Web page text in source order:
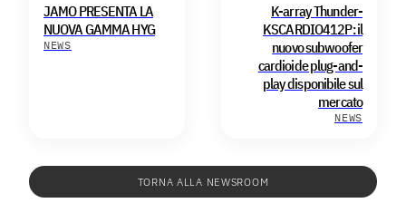
NEWS
JAMO PRESENTA LA
NUOVA GAMMA HYG
TORNA ALLA NEWSROOM
NEWS
K-array Thunder-
KSCARDIO412P: il
nuovo subwoofer
cardioide plug-and-
play disponibile sul
mercato